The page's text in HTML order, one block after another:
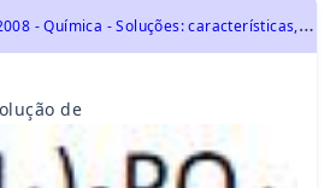
U
FLA 2008 - Química - Soluções: características, tipos de concentração, diluição, mistura, titulação e soluções coloidais., Grandezas: massa, volume, mol, massa molar, constante de Avogadro e Estequiometria., Soluções e Substâncias Inorgânicas, Representação das transformações químicas
de